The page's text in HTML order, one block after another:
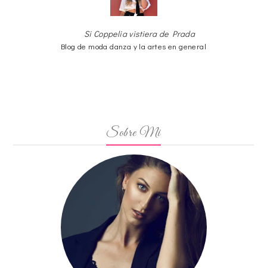
Si Coppelia vistiera de Prada
Blog de moda danza y la artes en general
Sobre Mi